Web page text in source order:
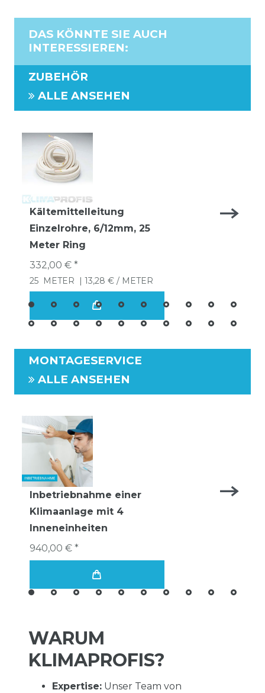
DAS KÖNNTE SIE AUCH
INTERESSIEREN:
ZUBEHÖR
ALLE ANSEHEN
Kältemittelleitung
Einzelrohre, 6/12mm, 25
Meter Ring
332,00 € *
25 METER | 13,28 € / METER
MONTAGESERVICE
ALLE ANSEHEN
Inbetriebnahme einer
Klimaanlage mit 4
Inneneinheiten
940,00 € *
WARUM
KLIMAPROFIS?
Expertise: Unser Team von